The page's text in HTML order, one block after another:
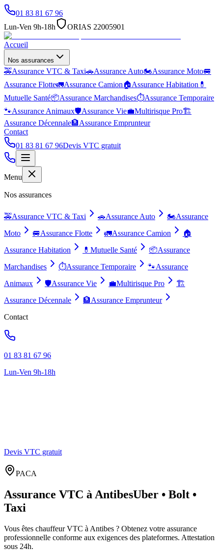
01 83 81 67 96
Lun-Ven 9h-18h
ORIAS 22005901
Accueil
Nos assurances
🚕Assurance VTC & Taxi🚗Assurance Auto🏍️Assurance Moto🚐
Assurance Flotte🚛Assurance Camion🏠Assurance Habitation 💊
Mutuelle Santé📦Assurance Marchandises⏱️Assurance Temporaire
🐾Assurance Animaux🛡️Assurance Vie💼Multirisque Pro🏗️
Assurance Décennale🏦Assurance Emprunteur
Contact
01 83 81 67 96Devis VTC gratuit
Menu
Nos assurances
🚕Assurance VTC & Taxi 🚗Assurance Auto 🏍️Assurance
Moto
🚐Assurance Flotte 🚛Assurance Camion
🏠
Assurance Habitation
💊 Mutuelle Santé 📦Assurance
Marchandises
⏱️Assurance Temporaire 🐾Assurance
Animaux
🛡️Assurance Vie 💼Multirisque Pro
🏗️
Assurance Décennale
🏦Assurance Emprunteur
Contact
01 83 81 67 96
Lun-Ven 9h-18h
Devis VTC gratuit
PACA
Assurance VTC à AntibesUber • Bolt •
Taxi
Vous êtes chauffeur VTC à Antibes ? Obtenez votre assurance
professionnelle conforme aux exigences des plateformes. Attestation
sous 24h.